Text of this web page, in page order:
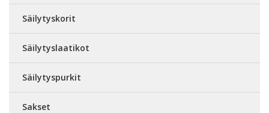
Säilytyskorit
Säilytyslaatikot
Säilytyspurkit
Sakset